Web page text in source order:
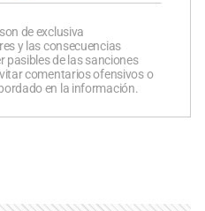
de exclusiva
y las consecuencias
pasibles de las sanciones
comentarios ofensivos o
en la información.